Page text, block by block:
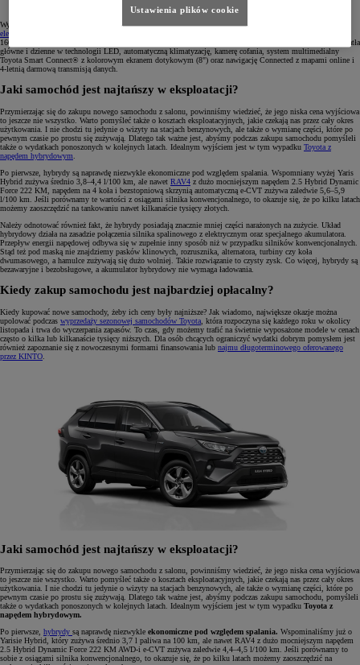
Wyceniona na 193 900 zł wersja Comfort może być zakupiona z dużymupustem w ramach programu „Mój
elektryk
166 900 zł. W tej cenie oprócz innowacyjnego napędu możemy liczyć na stylowe 18" felgi aluminiowe, światła
główne i dzienne w technologii LED, automatyczną klimatyzację, kamerę cofania, system multimedialny
Toyota Smart Connect® z kolorowym ekranem dotykowym (8") oraz nawigację Connected z mapami online i
4-letnią darmową transmisją danych.
Jaki samochód jest najtańszy w eksploatacji?
Przymierzając się do zakupu nowego samochodu z salonu, powinniśmy wiedzieć, że jego niska cena wyjściowa
to jeszcze nie wszystko. Warto pomyśleć także o kosztach eksploatacyjnych, jakie czekają nas przez cały okres
użytkowania. I nie chodzi tu jedynie o wizyty na stacjach benzynowych, ale także o wymianę części, które po
pewnym czasie po prostu się zużywają. Dlatego tak ważne jest, abyśmy podczas zakupu samochodu pomyśleli
także o wydatkach ponoszonych w kolejnych latach. Idealnym wyjściem jest w tym wypadku Toyota z
napędem hybrydowym
Po pierwsze, hybrydy są naprawdę niezwykle ekonomiczne pod względem spalania. Wspomniany wyżej Yaris
Hybrid zużywa średnio 3,8–4,4 l/100 km, ale nawet RAV4 z dużo mocniejszym napędem 2.5 Hybrid Dynamic
Force 222 KM, napędem na 4 koła i bezstopniową skrzynią automatyczną e-CVT zużywa zaledwie 5,6–5,9
l/100 km. Jeśli porównamy te wartości z osiągami silnika konwencjonalnego, to okazuje się, że po kilku latach
możemy zaoszczędzić na tankowaniu nawet kilkanaście tysięcy złotych.
Należy odnotować również fakt, że hybrydy posiadają znacznie mniej części narażonych na zużycie. Układ
hybrydowy działa na zasadzie połączenia silnika spalinowego z elektrycznym oraz specjalnego akumulatora.
Przepływ energii napędowej odbywa się w zupełnie inny sposób niż w przypadku silników konwencjonalnych.
Stąd też pod maską nie znajdziemy pasków klinowych, rozrusznika, alternatora, turbiny czy koła
dwumasowego, a hamulce zużywają się dużo wolniej. Takie rozwiązanie to czysty zysk. Co więcej, hybrydy są
bezawaryjne i bezobsługowe, a akumulator hybrydowy nie wymaga ładowania.
Kiedy zakup samochodu jest najbardziej opłacalny?
Kiedy kupować nowe samochody, żeby ich ceny były najniższe? Jak wiadomo, największe okazje można
upolować podczas wyprzedaży sezonowej samochodów Toyota , która rozpoczyna się każdego roku w okolicy
listopada i trwa do wyczerpania zapasów. To czas, gdy możemy trafić na świetnie wyposażone modele w cenach
często o kilka lub kilkanaście tysięcy niższych. Dla osób chcących ograniczyć wydatki dobrym pomysłem jest
również zapoznanie się z nowoczesnymi formami finansowania lub najmu długoterminowego oferowanego
przez KINTO
Jaki samochód jest najtańszy w eksploatacji?
Przymierzając się do zakupu nowego samochodu z salonu, powinniśmy wiedzieć, że jego niska cena wyjściowa
to jeszcze nie wszystko. Warto pomyśleć także o kosztach eksploatacyjnych, jakie czekają nas przez cały okres
użytkowania. I nie chodzi tu jedynie o wizyty na stacjach benzynowych, ale także o wymianę części, które po
pewnym czasie po prostu się zużywają. Dlatego tak ważne jest, abyśmy podczas zakupu samochodu, pomyśleli
także o wydatkach ponoszonych w kolejnych latach. Idealnym wyjściem jest w tym wypadku Toyota z
napędem hybrydowym.
Po pierwsze, hybrydy są naprawdę niezwykle ekonomiczne pod względem spalania. Wspominaliśmy już o
Yarisie Hybrid, który zużywa średnio 3,7 l paliwa na 100 km, ale nawet RAV4 z dużo mocniejszym napędem
2.5 Hybrid Dynamic Force 222 KM AWD-i e-CVT zużywa zaledwie 4,4–4,5 l/100 km. Jeśli porównamy to
sobie z osiągami silnika konwencjonalnego, to okazuje się, że po kilku latach możemy zaoszczędzić na
Ustawienia plików cookie